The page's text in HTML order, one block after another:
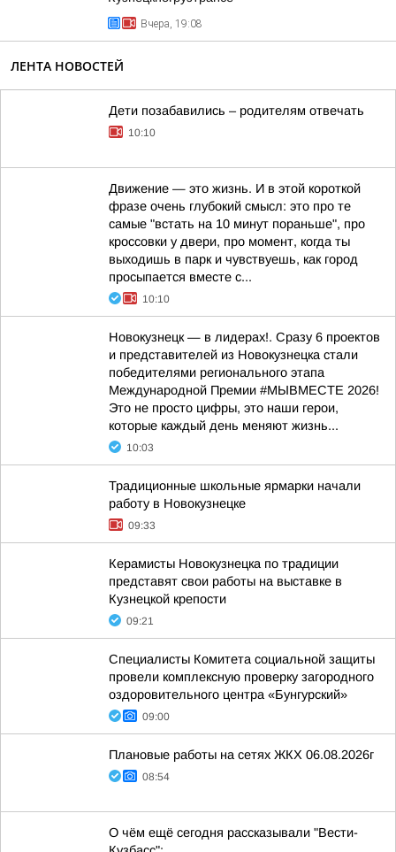
Вчера, 19:08
ЛЕНТА НОВОСТЕЙ
Дети позабавились – родителям отвечать
10:10
Движение — это жизнь. И в этой короткой
фразе очень глубокий смысл: это про те
самые "встать на 10 минут пораньше", про
кроссовки у двери, про момент, когда ты
выходишь в парк и чувствуешь, как город
просыпается вместе с...
10:10
Новокузнецк — в лидерах!. Сразу 6 проектов
и представителей из Новокузнецка стали
победителями регионального этапа
Международной Премии #МЫВМЕСТЕ 2026!
Это не просто цифры, это наши герои,
которые каждый день меняют жизнь...
10:03
Традиционные школьные ярмарки начали
работу в Новокузнецке
09:33
Керамисты Новокузнецка по традиции
представят свои работы на выставке в
Кузнецкой крепости
09:21
Специалисты Комитета социальной защиты
провели комплексную проверку загородного
оздоровительного центра «Бунгурский»
09:00
Плановые работы на сетях ЖКХ 06.08.2026г
08:54
О чём ещё сегодня рассказывали "Вести-